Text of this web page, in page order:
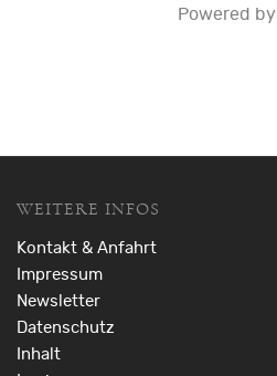
Powered by
WEITERE INFOS
Kontakt & Anfahrt
Impressum
Newsletter
Datenschutz
Inhalt